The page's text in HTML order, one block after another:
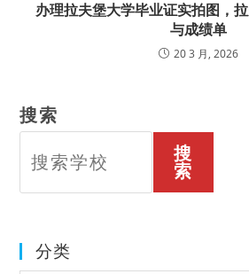
办理拉夫堡大学毕业证实拍图，
与成绩单
20 3 月, 2026
搜索
搜
索
分类